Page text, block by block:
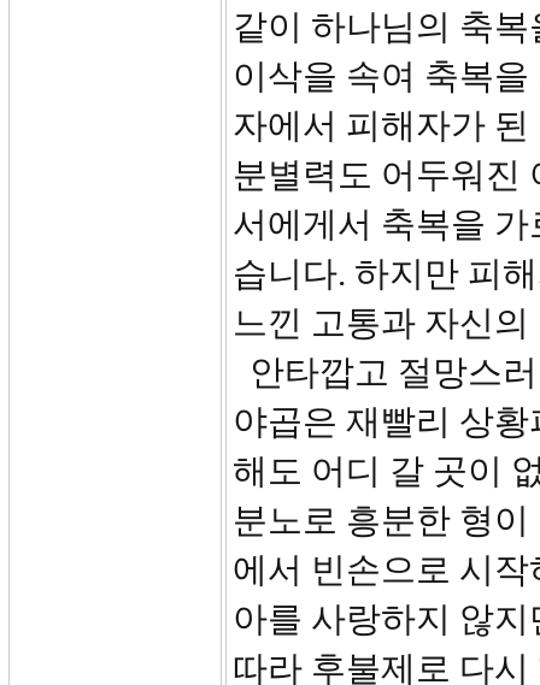
같이 하나님의 축
이삭을 속여 축복
자에서 피해자가
분별력도 어두워진
서에게서 축복을
습니다. 하지만 피
느낀 고통과 자신
안타깝고 절망스
야곱은 재빨리 상
해도 어디 갈 곳이
분노로 흥분한 형
에서 빈손으로 시
아를 사랑하지 않
따라 후불제로 다